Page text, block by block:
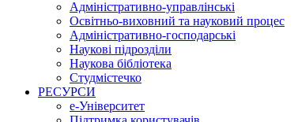
Адміністративно-управлінські
Освітньо-виховний та науковий процес
Адміністративно-господарські
Наукові підрозділи
Наукова бібліотека
Студмістечко
РЕСУРСИ
е-Університет